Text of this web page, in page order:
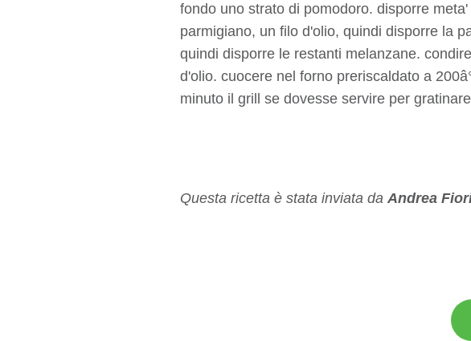
fondo uno strato di pomodoro. disporre
parmigiano, un filo d'olio, quindi disporre la
quindi disporre le restanti melanzane.
d'olio. cuocere nel forno preriscaldato a
minuto il grill se dovesse servire per
Questa ricetta è stata inviata da Andrea